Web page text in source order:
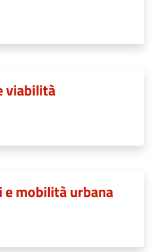
viabilità
e mobilità urbana